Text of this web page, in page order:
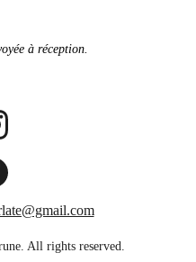
à réception.
All rights reserved.